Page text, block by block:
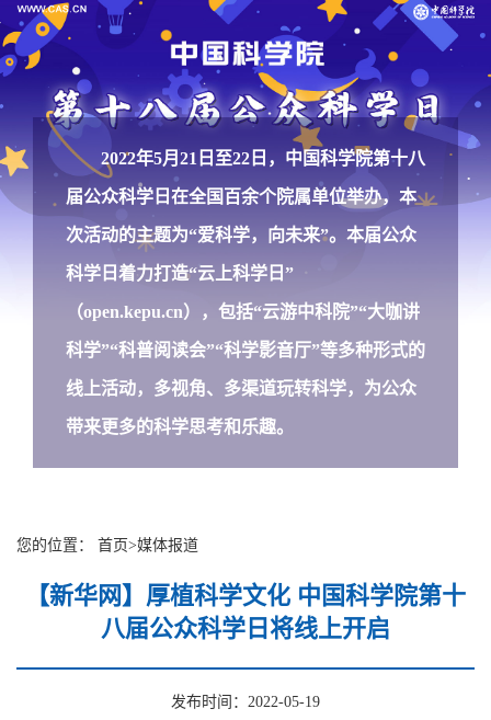
2022年5月21日至22日，中国科学院第十八
届公众科学日在全国百余个院属单位举办，本
次活动的主题为“爱科学，向未来”。本届公众
科学日着力打造“云上科学日”
（open.kepu.cn），包括“云游中科院”“大咖讲
科学”“科普阅读会”“科学影音厅”等多种形式的
线上活动，多视角、多渠道玩转科学，为公众
带来更多的科学思考和乐趣。
您的位置： 首页>媒体报道
【新华网】厚植科学文化 中国科学院第十
八届公众科学日将线上开启
发布时间：2022-05-19